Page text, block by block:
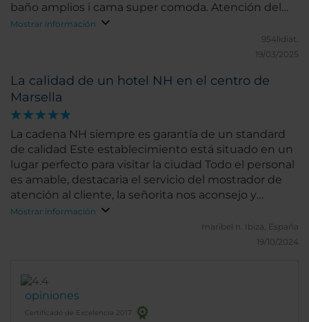
baño amplios i cama super comoda. Atención del
personal excelente.
Mostrar información
954lidiat.
19/03/2025
La calidad de un hotel NH en el centro de
Marsella
La cadena NH siempre es garantía de un standard
de calidad Este establecimiento está situado en un
lugar perfecto para visitar la ciudad Todo el personal
es amable, destacaria el servicio del mostrador de
atención al cliente, la señorita nos aconsejo y
orientó con mucha amabilidad y profesionalidad
Mostrar información
maribel n. Ibiza, España
19/10/2024
opiniones
Certificado de Excelencia 2017